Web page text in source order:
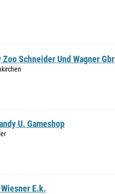
Schneider Und Wagner Gbr
U. Gameshop
E.k.